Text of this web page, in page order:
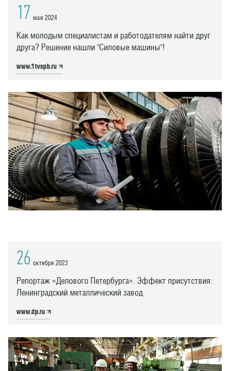
17 мая 2024
Как молодым специалистам и работодателям найти друг
друга? Решение нашли "Силовые машины"!
www.1tvspb.ru
26 октября 2023
Репортаж «Делового Петербурга». Эффект присутствия:
Ленинградский металлический завод
www.dp.ru